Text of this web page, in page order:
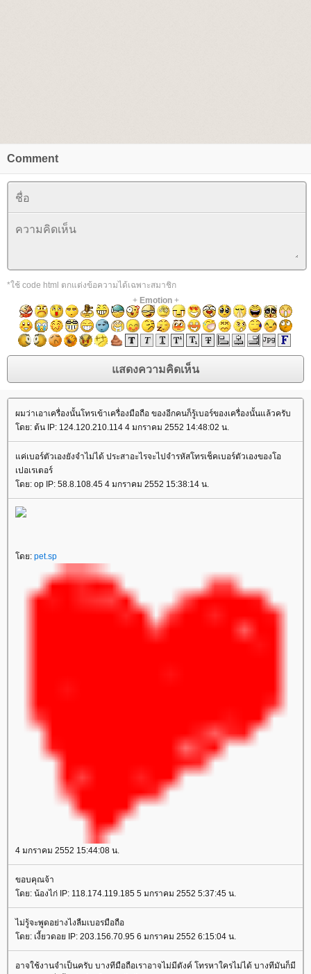
Comment
*ใช้ code html ตกแต่งข้อความได้เฉพาะสมาชิก
+ Emotion+
ผมว่าเอาเครื่องนั้นโทรเข้าเครื่องมือถือ ของอีกคนก็รู้เบอร์ของเครื่องนั้นแล้วครับ
ดย: ต้น IP: 124.120.210.114 4 มกราคม 2552 14:48:02 น.
ค่เบอร์ตัวเองยังจำไม่ได้ ประสาอะไรจะไปจำรหัสโทรเช็คเบอร์ตัวเองของโอ
เปอเรเตอร์
ดย: op IP: 58.8.108.45 4 มกราคม 2552 15:38:14 น.
ดย: pet.sp
4 มกราคม 2552 15:44:08 น.
ขอบคุณจ้า
ดย: น้องไก่ IP: 118.174.119.185 5 มกราคม 2552 5:37:45 น.
ไม่รู้จะพูดอย่างไงลืมเบอรมือถือ
ดย: เงี้ยวดอย IP: 203.156.70.95 6 มกราคม 2552 6:15:04 น.
อาจใช้งานจำเป็นครับ บางทีมือถือเราอาจไม่มีตังค์ โทรหาใครไม่ได้ บางทีมันก็มี